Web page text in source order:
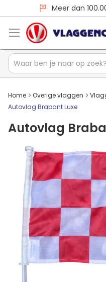
Meer dan
Voor 16:00
Home Overige vlaggen
Autovlag Brabant Luxe
Autovlag